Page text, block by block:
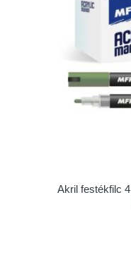
Akril festékfilc